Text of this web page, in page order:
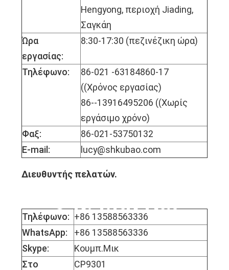
Hengyong, περιοχή Jiading,
Σαγκάη
Ώρα
εργασίας:
8:30-17:30 (πεζινέζικη ώρα)
Τηλέφωνο:
86-021 -63184860-17
((Χρόνος εργασίας)
86--13916495206 ((Χωρίς
εργάσιμο χρόνο)
Φαξ:
86-021-53750132
E-mail:
lucy@shkubao.com
Διευθυντής πελατών.
Τηλέφωνο: +86 13588563336
WhatsApp:
+86 13588563336
Skype:
Κουμπ.Μικ
Στο
CP9301